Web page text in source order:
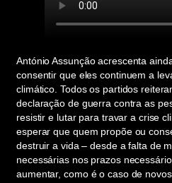
António Assunção acrescenta
consentir que eles continuem a
climático. Todos os partidos
declaração de guerra contra as
resistir e lutar para travar a crise
esperar que quem propõe ou
destruir a vida – desde a falta de
necessárias nos prazos
aumentar, como é o caso de